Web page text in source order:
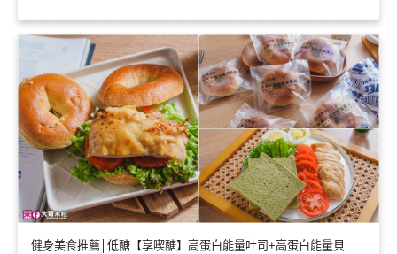
健身美食推薦│低醣【享喫醣】高蛋白能量吐司+高蛋白能量貝